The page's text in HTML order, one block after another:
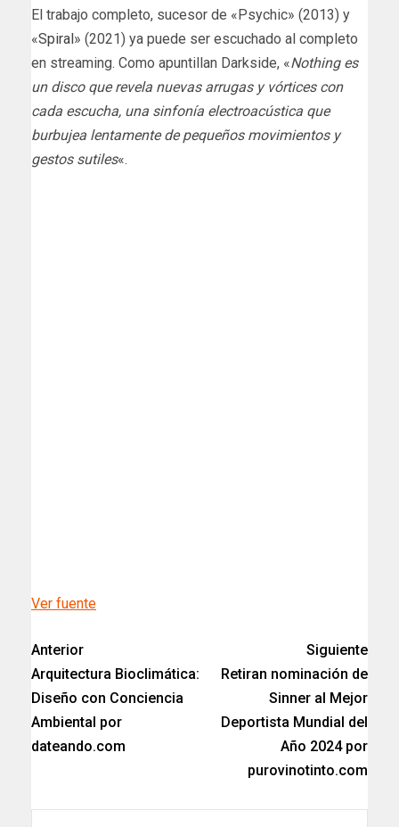
El trabajo completo, sucesor de «Psychic» (2013) y
«Spiral » (2021) ya puede ser escuchado al completo
en streaming. Como apuntillan Darkside, «Nothing es
un disco que revela nuevas arrugas y vórtices con
cada escucha, una sinfonía electroacústica que
burbujea lentamente de pequeños movimientos y
gestos sutiles«.
Ver fuente
Anterior
Arquitectura Bioclimática:
Diseño con Conciencia
Ambiental por
dateando.com
Siguiente
Retiran nominación de
Sinner al Mejor
Deportista Mundial del
Año 2024 por
purovinotinto.com